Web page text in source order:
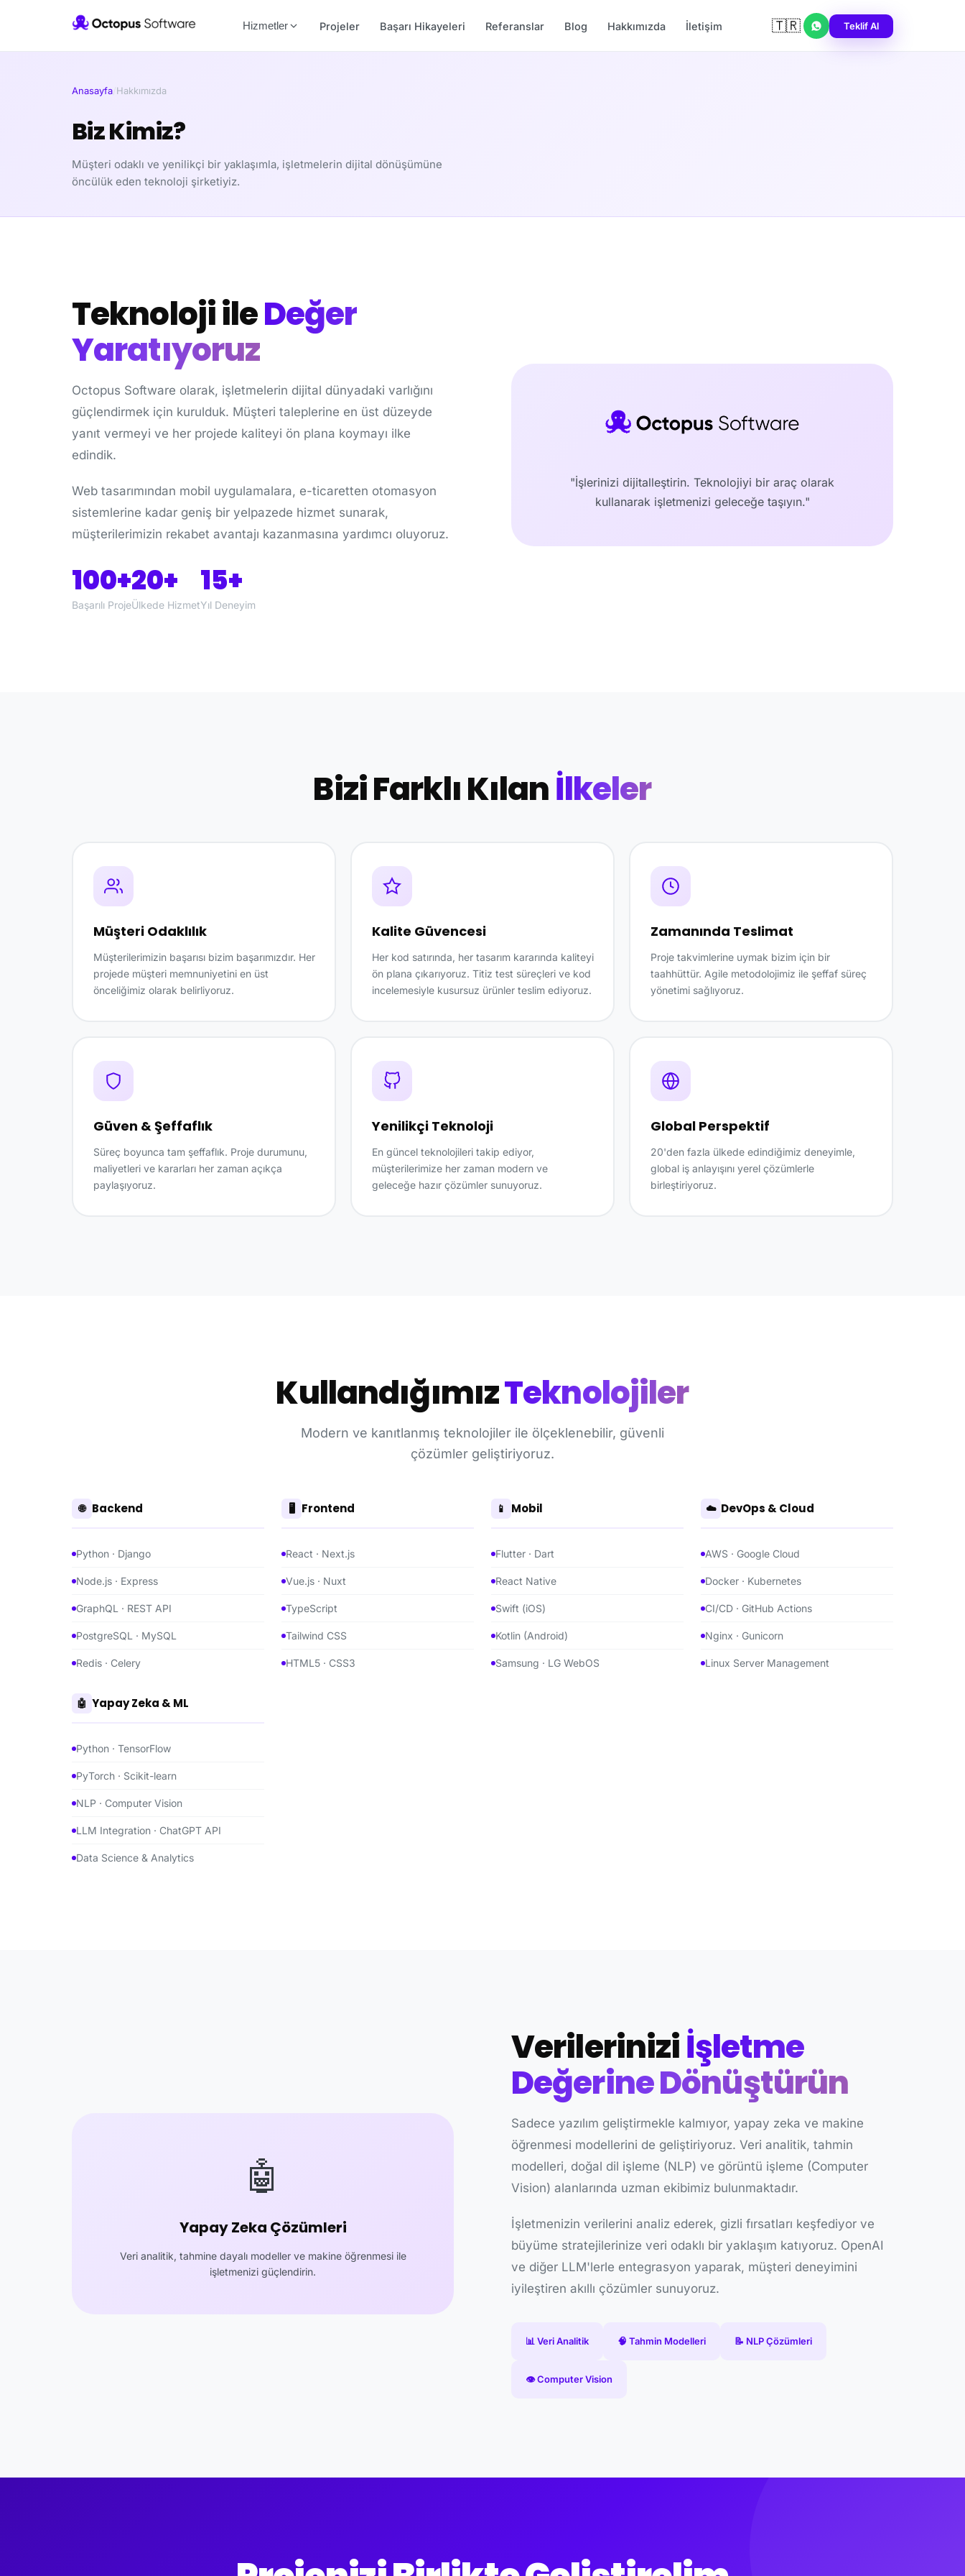
Hizmetler Projeler Başarı Hikayeleri Referanslar Blog Hakkımızda İletişim 🇹🇷 Teklif Al
Anasayfa/Hakkımızda
Biz Kimiz?
Müşteri odaklı ve yenilikçi bir yaklaşımla, işletmelerin dijital dönüşümüne
öncülük eden teknoloji şirketiyiz.
Teknoloji ileDeğer
Yaratıyoruz
Octopus Software olarak, işletmelerin dijital dünyadaki varlığını
güçlendirmek için kurulduk. Müşteri taleplerine en üst düzeyde
yanıt vermeyi ve her projede kaliteyi ön plana koymayı ilke
edindik.
Web tasarımından mobil uygulamalara, e-ticaretten otomasyon
sistemlerine kadar geniş bir yelpazede hizmet sunarak,
müşterilerimizin rekabet avantajı kazanmasına yardımcı oluyoruz.
100+
Başarılı Proje
20+
Ülkede Hizmet
15+
Yıl Deneyim
"İşlerinizi dijitalleştirin. Teknolojiyi bir araç olarak
kullanarak işletmenizi geleceğe taşıyın."
Bizi Farklı Kılanİlkeler
Müşteri Odaklılık
Müşterilerimizin başarısı bizim başarımızdır. Her
projede müşteri memnuniyetini en üst
önceliğimiz olarak belirliyoruz.
Kalite Güvencesi
Her kod satırında, her tasarım kararında kaliteyi
ön plana çıkarıyoruz. Titiz test süreçleri ve kod
incelemesiyle kusursuz ürünler teslim ediyoruz.
Zamanında Teslimat
Proje takvimlerine uymak bizim için bir
taahhüttür. Agile metodolojimiz ile şeffaf süreç
yönetimi sağlıyoruz.
Güven & Şeffaflık
Süreç boyunca tam şeffaflık. Proje durumunu,
maliyetleri ve kararları her zaman açıkça
paylaşıyoruz.
Yenilikçi Teknoloji
En güncel teknolojileri takip ediyor,
müşterilerimize her zaman modern ve
geleceğe hazır çözümler sunuyoruz.
Global Perspektif
20'den fazla ülkede edindiğimiz deneyimle,
global iş anlayışını yerel çözümlerle
birleştiriyoruz.
KullandığımızTeknolojiler
Modern ve kanıtlanmış teknolojiler ile ölçeklenebilir, güvenli
çözümler geliştiriyoruz.
🌐 Backend
Python · Django
Node.js · Express
GraphQL · REST API
PostgreSQL · MySQL
Redis · Celery
🖥️ Frontend
React · Next.js
Vue.js · Nuxt
TypeScript
Tailwind CSS
HTML5 · CSS3
📱 Mobil
Flutter · Dart
React Native
Swift (iOS)
Kotlin (Android)
Samsung · LG WebOS
☁️ DevOps & Cloud
AWS · Google Cloud
Docker · Kubernetes
CI/CD · GitHub Actions
Nginx · Gunicorn
Linux Server Management
🤖 Yapay Zeka & ML
Python · TensorFlow
PyTorch · Scikit-learn
NLP · Computer Vision
LLM Integration · ChatGPT API
Data Science & Analytics
🤖
Yapay Zeka Çözümleri
Veri analitik, tahmine dayalı modeller ve makine öğrenmesi ile
işletmenizi güçlendirin.
Verileriniziİşletme
Değerine Dönüştürün
Sadece yazılım geliştirmekle kalmıyor, yapay zeka ve makine
öğrenmesi modellerini de geliştiriyoruz. Veri analitik, tahmin
modelleri, doğal dil işleme (NLP) ve görüntü işleme (Computer
Vision) alanlarında uzman ekibimiz bulunmaktadır.
İşletmenizin verilerini analiz ederek, gizli fırsatları keşfediyor ve
büyüme stratejilerinize veri odaklı bir yaklaşım katıyoruz. OpenAI
ve diğer LLM'lerle entegrasyon yaparak, müşteri deneyimini
iyileştiren akıllı çözümler sunuyoruz.
📊 Veri Analitik 🧠 Tahmin Modelleri 📝 NLP Çözümleri
👁️ Computer Vision